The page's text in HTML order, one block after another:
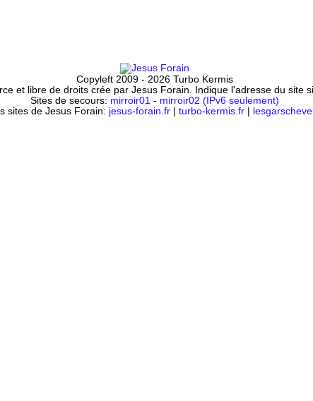
Copyleft 2009 - 2026 Turbo Kermis
et libre de droits crée par Jesus Forain. Indique l'adresse du site
Sites de secours: mirroir01 - mirroir02 (IPv6 seulement)
sites de Jesus Forain: jesus-forain.fr| turbo-kermis.fr|